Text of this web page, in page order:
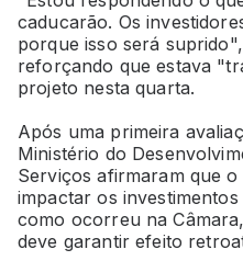
caducarão. Os
porque isso será
reforçando que estava
projeto nesta quarta.
Após uma primeira
Ministério do
Serviços afirmaram que
impactar os
como ocorreu na
deve garantir efeito